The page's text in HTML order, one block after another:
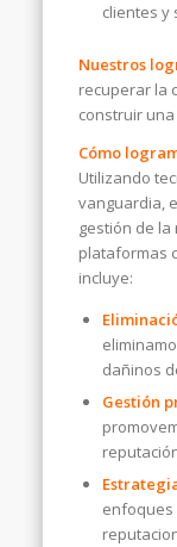
clientes y
Nuestros
recuperar la
construir
Cómo
Utilizando
vanguardia,
gestión de
plataformas
incluye:
dañinos
Gestión
enfoques